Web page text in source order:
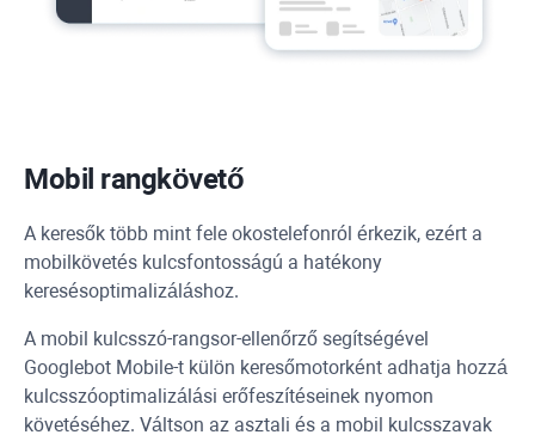
Mobil rangkövető
A keresők több mint fele okostelefonról érkezik, ezért a
mobilkövetés kulcsfontosságú a hatékony
keresésoptimalizáláshoz.
A mobil kulcsszó-rangsor-ellenőrző segítségével
Googlebot Mobile-t külön keresőmotorként adhatja hozzá
kulcsszóoptimalizálási erőfeszítéseinek nyomon
követéséhez. Váltson az asztali és a mobil kulcsszavak